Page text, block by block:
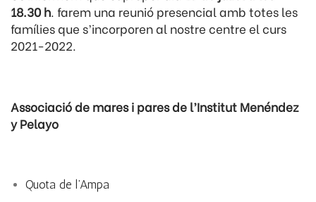
18.30 h. farem una reunió presencial amb totes les
famílies que s’incorporen al nostre centre el curs
2021-2022.
Associació de mares i pares de l’Institut Menéndez
y Pelayo
Quota de l’Ampa